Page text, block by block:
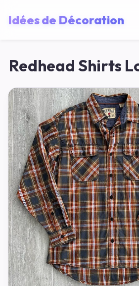
Idées de Décoration
Redhead Shirts